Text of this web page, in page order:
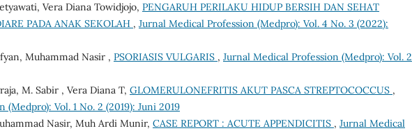
Vera Diana Towidjojo, PENGARUH PERILAKU HIDUP BERSIH DAN SEHAT
PADA ANAK SEKOLAH , Jurnal Medical Profession (Medpro): Vol. 4 No. 3 (2022):
Muhammad Nasir , PSORIASIS VULGARIS , Jurnal Medical Profession (Medpro): Vol. 2
M. Sabir , Vera Diana T, GLOMERULONEFRITIS AKUT PASCA STREPTOCOCCUS ,
Vol. 1 No. 2 (2019): Juni 2019
Nasir, Muh Ardi Munir, CASE REPORT : ACUTE APPENDICITIS , Jurnal Medical